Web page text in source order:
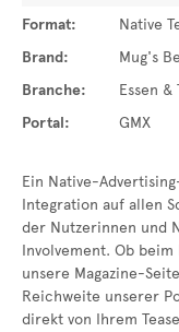
Format:
Native
Brand:
Mug's
Branche:
Essen &
Portal:
GMX
Ein Native-
Integration auf allen
der Nutzerinnen und
Involvement. Ob
unsere Magazine-
Reichweite unserer
direkt von Ihrem